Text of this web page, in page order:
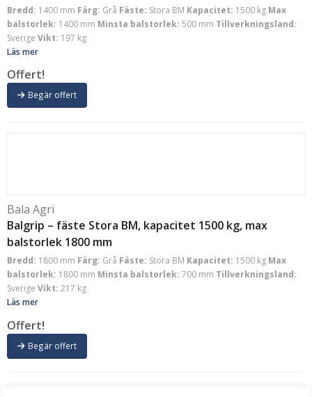
Bredd: 1400 mm Färg: Grå Fäste: Stora BM Kapacitet: 1500 kg Max
balstorlek: 1400 mm Minsta balstorlek: 500 mm Tillverkningsland:
Sverige Vikt: 197 kg
Läs mer
Offert!
Begär offert
Bala Agri
Balgrip – fäste Stora BM, kapacitet 1500 kg, max
balstorlek 1800 mm
Bredd: 1800 mm Färg: Grå Fäste: Stora BM Kapacitet: 1500 kg Max
balstorlek: 1800 mm Minsta balstorlek: 700 mm Tillverkningsland:
Sverige Vikt: 217 kg
Läs mer
Offert!
Begär offert